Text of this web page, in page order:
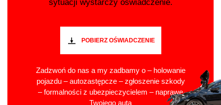
sytuacji wystarczy oświadczenie.
POBIERZ OŚWIADCZENIE
Zadzwoń do nas a my zadbamy o – holowanie
pojazdu – autozastępcze – zgłoszenie szkody
– formalności z ubezpieczycielem – naprawę
Twojego auta